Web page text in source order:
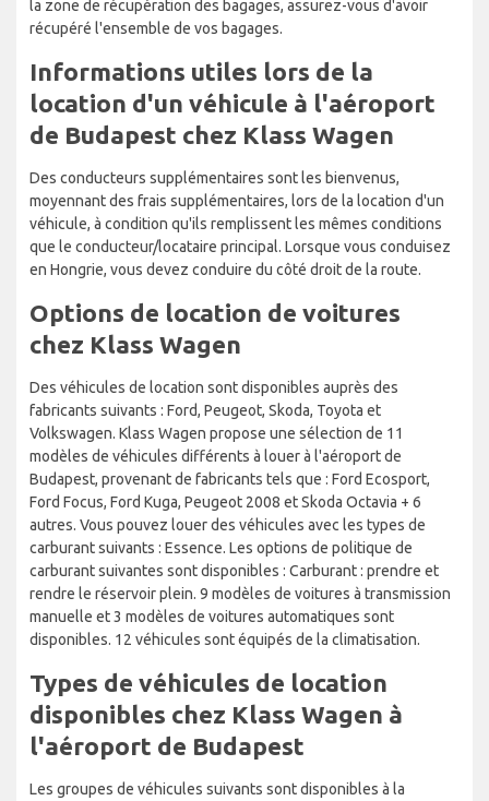
la zone de récupération des bagages, assurez-vous d'avoir
récupéré l'ensemble de vos bagages.
Informations utiles lors de la
location d'un véhicule à l'aéroport
de Budapest chez Klass Wagen
Des conducteurs supplémentaires sont les bienvenus,
moyennant des frais supplémentaires, lors de la location d'un
véhicule, à condition qu'ils remplissent les mêmes conditions
que le conducteur/locataire principal. Lorsque vous conduisez
en Hongrie, vous devez conduire du côté droit de la route.
Options de location de voitures
chez Klass Wagen
Des véhicules de location sont disponibles auprès des
fabricants suivants : Ford, Peugeot, Skoda, Toyota et
Volkswagen. Klass Wagen propose une sélection de 11
modèles de véhicules différents à louer à l'aéroport de
Budapest, provenant de fabricants tels que : Ford Ecosport,
Ford Focus, Ford Kuga, Peugeot 2008 et Skoda Octavia + 6
autres. Vous pouvez louer des véhicules avec les types de
carburant suivants : Essence. Les options de politique de
carburant suivantes sont disponibles : Carburant : prendre et
rendre le réservoir plein. 9 modèles de voitures à transmission
manuelle et 3 modèles de voitures automatiques sont
disponibles. 12 véhicules sont équipés de la climatisation.
Types de véhicules de location
disponibles chez Klass Wagen à
l'aéroport de Budapest
Les groupes de véhicules suivants sont disponibles à la